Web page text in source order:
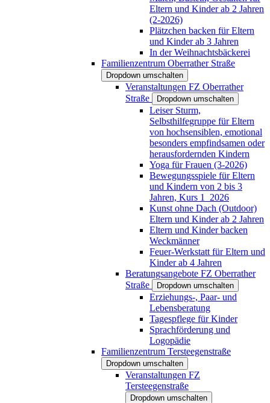
Eltern und Kinder ab 2 Jahren
(2-2026)
Plätzchen backen für Eltern
und Kinder ab 3 Jahren
In der Weihnachtsbäckerei
Familienzentrum Oberrather Straße
Dropdown umschalten
Veranstaltungen FZ Oberrather
Straße
Dropdown umschalten
Leiser Sturm,
Selbsthilfegruppe für Eltern
von hochsensiblen, emotional
besonders empfindsamen oder
herausfordernden Kindern
Yoga für Frauen (3-2026)
Bewegungsspiele für Eltern
und Kindern von 2 bis 3
Jahren, Kurs 1_2026
Kunst ohne Dach (Outdoor)
Eltern und Kinder ab 2 Jahren
Eltern und Kinder backen
Weckmänner
Feuer-Werkstatt für Eltern und
Kinder ab 4 Jahren
Beratungsangebote FZ Oberrather
Straße
Dropdown umschalten
Erziehungs-, Paar- und
Lebensberatung
Tagespflege für Kinder
Sprachförderung und
Logopädie
Familienzentrum Tersteegenstraße
Dropdown umschalten
Veranstaltungen FZ
Tersteegenstraße
Dropdown umschalten